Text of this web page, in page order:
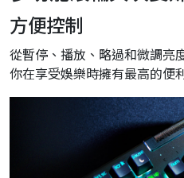
方便控制
從暫停、播放、略過和微調亮
你在享受娛樂時擁有最高的便